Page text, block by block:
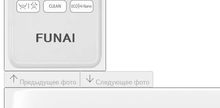
Предыдущее фото Следующее фото